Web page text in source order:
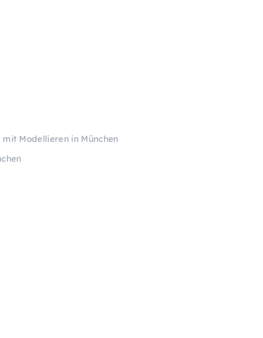
Modellieren in München